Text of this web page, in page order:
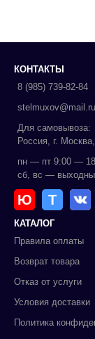
КОНТАКТЫ
8 (985) 739-82-84
stelmuxov@mail.ru
Для самовывоза:
Россия, г.
пн — пт 9:00 —
сб, вс —
Ю Т
КАТАЛОГ
Правила оплаты
Возврат товара
Отказ от услуги
Условия доставки
Политика